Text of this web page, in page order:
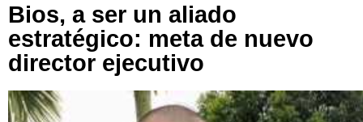
Bios, a ser un aliado
estratégico: meta de nuevo
director ejecutivo